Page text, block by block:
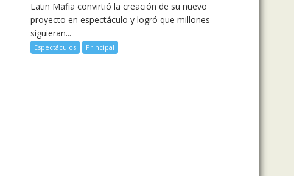
Latin Mafia convirtió la creación de su nuevo
proyecto en espectáculo y logró que millones
siguieran...
Espectáculos Principal